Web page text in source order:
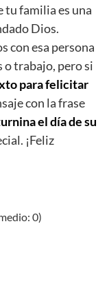
tu familia es una
Dios.
con esa persona
o trabajo, pero si
para felicitar
con la frase
el día de su
¡Feliz
0)